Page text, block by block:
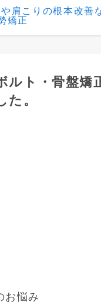
ルト・骨盤矯
た。
お悩み